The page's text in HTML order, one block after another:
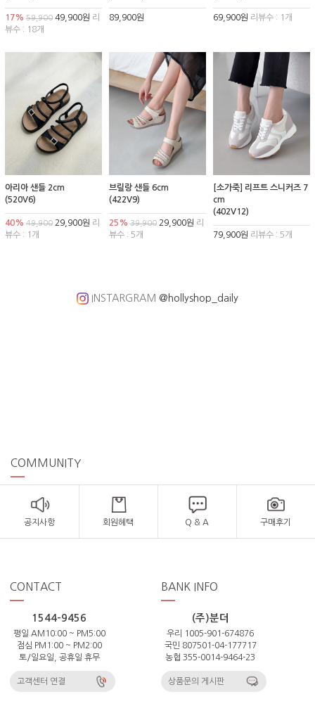
17% 59,900 49,900원 리
뷰수 : 18개
89,900원 69,900원 리뷰수 : 1개
아리아 샌들 2cm
(520V6)
40% 49,900 29,900원 리
뷰수 : 1개
브릴랑 샌들 6cm
(422V9)
25% 39,90029,900원 리
뷰수 : 5개
[소가죽] 리프트 스니커즈 7
cm
(402V12)
79,900원 리뷰수 : 5개
INSTARGRAM @hollyshop_daily
COMMUNITY
공지사항 회원혜택 Q & A 구매후기
CONTACT
1544-9456
평일 AM10:00 ~ PM5:00
점심 PM1:00 ~ PM2:00
토/일요일, 공휴일 휴무
고객센터 연결
BANK INFO
(주)분더
우리 1005-901-674876
국민 807501-04-177717
농협 355-0014-9464-23
상품문의 게시판